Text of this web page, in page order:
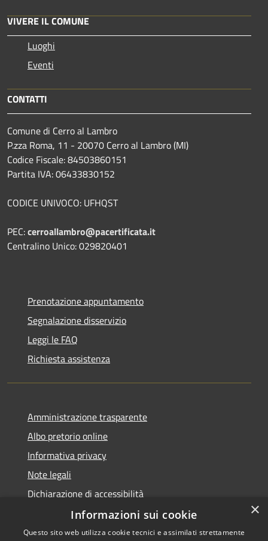
VIVERE IL COMUNE
Luoghi
Eventi
CONTATTI
Comune di Cerro al Lambro
P.zza Roma, 11 - 20070 Cerro al Lambro (MI)
Codice Fiscale: 84503860151
Partita IVA: 06433830152
CODICE UNIVOCO: UFHQST
PEC:cerroallambro@pacertificata.it
Centralino Unico: 029820401
Prenotazione appuntamento
Segnalazione disservizio
Leggi le FAQ
Richiesta assistenza
Amministrazione trasparente
Albo pretorio online
Informativa privacy
Note legali
Dichiarazione di accessibilità
×
Informazioni sui cookie
Questo sito web utilizza cookie tecnici e assimilati strettamente